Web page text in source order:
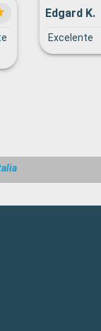
Edgard K.
Excelente